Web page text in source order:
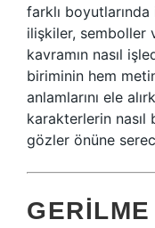
farklı
ilişkiler, semboller
kavramın nasıl
biriminin hem
anlamlarını ele
karakterlerin nasıl
gözler önüne